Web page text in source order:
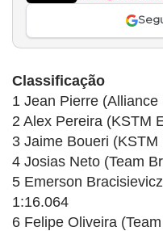
Classificação
1 Jean Pierre
2 Alex Pereira (KSTM
3 Jaime Boueri
4 Josias Neto (Team
5 Emerson
1:16.064
6 Felipe Oliveira